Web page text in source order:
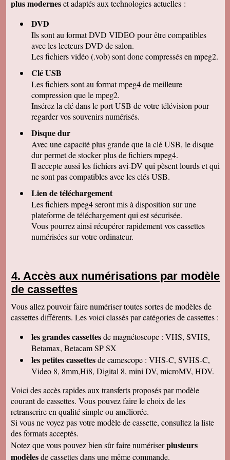
Marcel G
numerisées. c'est vraiment un beau résultat.
René DR
Nous avons testé : tout semble bon et la
récupération sur Final Cut Pro X fonctionne.
Margot P
Studio très compétent, efficace, sympathique et
arrangeant à prix bon marché, je recommande
vivement !
Christian R
NOUS VENONS DE VISIONNER NOS FILMS
ET TENONS A VOUS REMERCIER POUR
VOTRE :
-ACCUEIL
-QUALITE DE TRAVAIL
-PROFESSIONNALISME
François M
C'est avec grand plaisir que j'ai revécu mon
passage professionnel à Séville, grace à votre
duplication VHS/USB recue ce matin.
Permettez moi de vous féliciter pour la qualité
de votre travail. Je ne manquerai pas de parler
de vous. Bonne soirée.
par votre société, j'ai décidé de vous confier les
miennes. Après avoir reçu ma commande, j'ai
été de nouveau bluffée par la qualité des
parlerai de vous si l'occasion se présente.
Cordialement.
Merci beaucoup et félicitations pour le suivi de
vos clients. Je ne manquerai pas de vous
contacter pour vous donner des nouvelles.
Cordialement
Chantal S
beau souvenir de mes parents merci beaucoup
tres cordialement
Jean V
Toutes mes felicitations. Tout est parfait :
accueil, suivi, traitement et résultat de mes
transferts de cassettes vhs. Merci merci ! A très
bientôt parce que j'ai des diapos a numeriser
mais il faut que je fasse un tri avant. Bonnes
plus moderneset adaptés aux technologies actuelles :
DVD
Ils sont au format DVD VIDEO pour être compatibles
avec les lecteurs DVD de salon.
Les fichiers vidéo (.vob) sont donc compressés en mpeg2.
Clé USB
Les fichiers sont au format mpeg4 de meilleure
compression que le mpeg2.
Insérez la clé dans le port USB de votre télévision pour
regarder vos souvenirs numérisés.
Disque dur
Avec une capacité plus grande que la clé USB, le disque
dur permet de stocker plus de fichiers mpeg4.
Il accepte aussi les fichiers avi-DV qui pèsent lourds et qui
ne sont pas compatibles avec les clés USB.
Lien de téléchargement
Les fichiers mpeg4 seront mis à disposition sur une
plateforme de téléchargement qui est sécurisée.
Vous pourrez ainsi récupérer rapidement vos cassettes
numérisées sur votre ordinateur.
Accès aux numérisations par modèle
de cassettes
Vous allez pouvoir faire numériser toutes sortes de modèles de
cassettes différents. Les voici classés par catégories de cassettes :
les grandes cassettesde magnétoscope : VHS, SVHS,
Betamax, Betacam SP SX
les petites cassettesde camescope : VHS-C, SVHS-C,
Video 8, 8mm,Hi8, Digital 8, mini DV, microMV, HDV.
Voici des accès rapides aux transferts proposés par modèle
courant de cassettes. Vous pouvez faire le choix de les
retranscrire en qualité simple ou améliorée.
Si vous ne voyez pas votre modèle de cassette, consultez la liste
des formats acceptés.
Notez que vous pouvez bien sûr faire numériserplusieurs
modèlesde cassettes dans une même commande.